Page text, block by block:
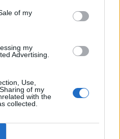
of my
my
Advertising.
Use,
of my
with the
collected.
mejorar la consulta y
en materia de
de Gestión se sustenta en
como su mejor
que velarán en todo
de los valores de la empresa.
de 2022. Edición 8.